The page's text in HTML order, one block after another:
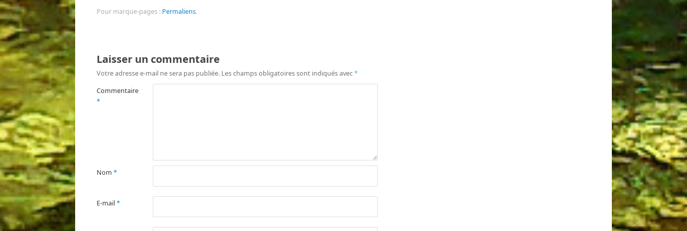
Pour marque-pages : Permaliens.
Laisser un commentaire
Votre adresse e-mail ne sera pas publiée. Les champs obligatoires sont indiqués avec*
Commentaire
*
Nom *
E-mail*